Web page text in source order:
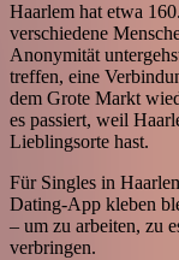
Haarlem hat etwa
verschiedene
Anonymität
treffen, eine
dem Grote Markt
es passiert, weil
Lieblingsorte hast.
Für Singles in
Dating-App kleben
– um zu arbeiten, zu
verbringen.